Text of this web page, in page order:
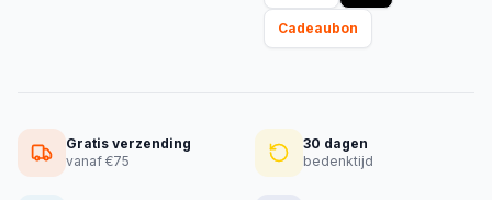
Cadeaubon
Gratis verzending
vanaf €75
30 dagen
bedenktijd